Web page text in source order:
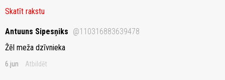
Skatīt rakstu
Antuuns Sipesņiks @110316883639478
Žēl meža dzīvnieka
6.jun Atbildēt